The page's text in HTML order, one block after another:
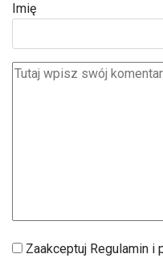
Imię
Zaakceptuj Regulamin i